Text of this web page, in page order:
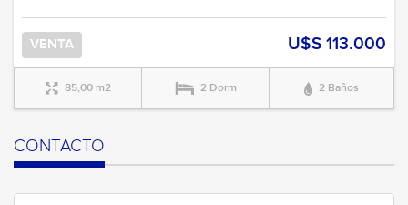
VENTA U$S 113.000
85,00 m2 2 Dorm 2 Baños
CONTACTO